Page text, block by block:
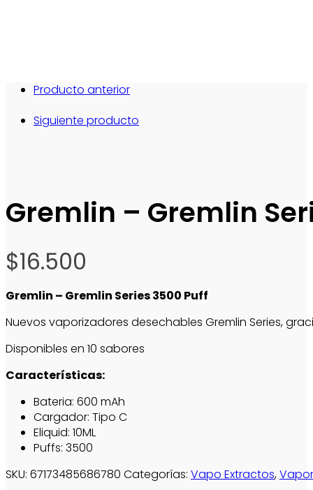
Producto anterior
Siguiente producto
Gremlin – Gremlin
$16.500
Gremlin – Gremlin Series 3500 Puff
Nuevos vaporizadores desechables Gremlin Series,
Disponibles en 10 sabores
Características:
Bateria: 600 mAh
Cargador: Tipo C
Eliquid: 10ML
Puffs: 3500
SKU: 67173485686780 Categorías: Vapo Extractos,